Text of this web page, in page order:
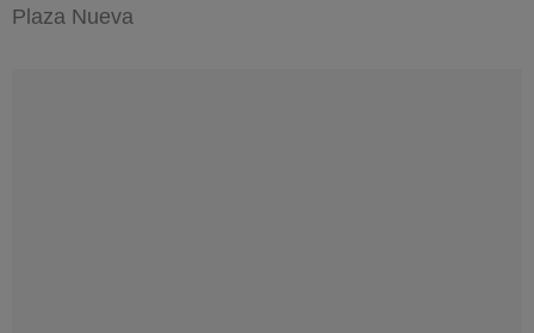
Plaza Nueva